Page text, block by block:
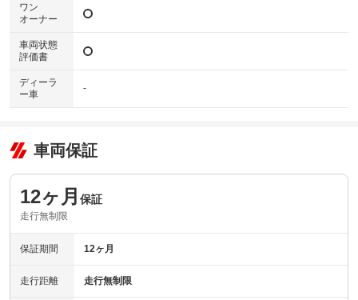
ワン
オーナー
車両状態
評価書
ディーラ
ー車
-
車両保証
12ヶ月 保証
走行無制限
保証期間 12ヶ月
走行距離 走行無制限